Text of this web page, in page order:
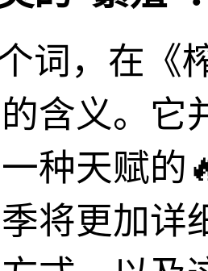
词，在《
含义。它
种天赋的
将更加详